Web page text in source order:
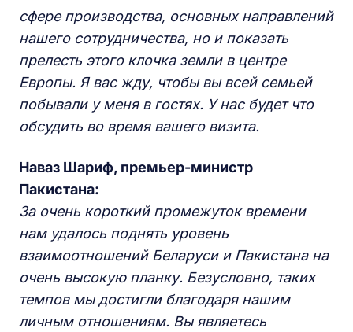
сфере производства, основных направлений
нашего сотрудничества, но и показать
прелесть этого клочка земли в центре
Европы. Я вас жду, чтобы вы всей семьей
побывали у меня в гостях. У нас будет что
обсудить во время вашего визита.
Наваз Шариф, премьер-министр
Пакистана:
За очень короткий промежуток времени
нам удалось поднять уровень
взаимоотношений Беларуси и Пакистана на
очень высокую планку. Безусловно, таких
темпов мы достигли благодаря нашим
личным отношениям. Вы являетесь